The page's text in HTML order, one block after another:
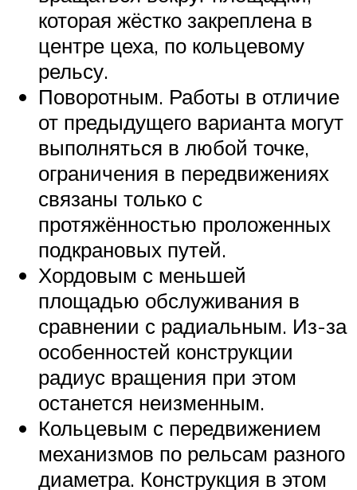
которая жёстко закреплена в
центре цеха, по кольцевому
рельсу.
Поворотным. Работы в отличие
от предыдущего варианта могут
выполняться в любой точке,
ограничения в передвижениях
связаны только с
протяжённостью проложенных
подкрановых путей.
Хордовым с меньшей
площадью обслуживания в
сравнении с радиальным. Из-за
особенностей конструкции
радиус вращения при этом
останется неизменным.
Кольцевым с передвижением
механизмов по рельсам разного
диаметра. Конструкция в этом